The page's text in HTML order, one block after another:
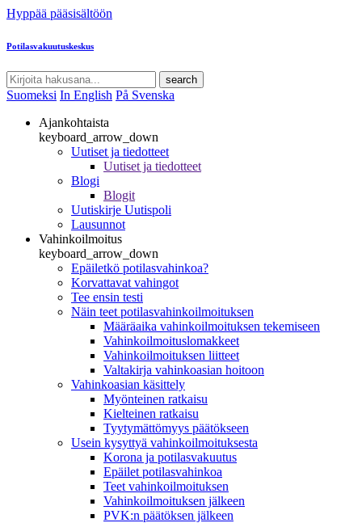
Hyppää pääsisältöön
Potilasvakuutuskeskus
search
Suomeksi In English På Svenska
Ajankohtaista
keyboard_arrow_down
Uutiset ja tiedotteet
Uutiset ja tiedotteet
Blogi
Blogit
Uutiskirje Uutispoli
Lausunnot
Vahinkoilmoitus
keyboard_arrow_down
Epäiletkö potilasvahinkoa?
Korvattavat vahingot
Tee ensin testi
Näin teet potilasvahinkoilmoituksen
Määräaika vahinkoilmoituksen tekemiseen
Vahinkoilmoituslomakkeet
Vahinkoilmoituksen liitteet
Valtakirja vahinkoasian hoitoon
Vahinkoasian käsittely
Myönteinen ratkaisu
Kielteinen ratkaisu
Tyytymättömyys päätökseen
Usein kysyttyä vahinkoilmoituksesta
Korona ja potilasvakuutus
Epäilet potilasvahinkoa
Teet vahinkoilmoituksen
Vahinkoilmoituksen jälkeen
PVK:n päätöksen jälkeen